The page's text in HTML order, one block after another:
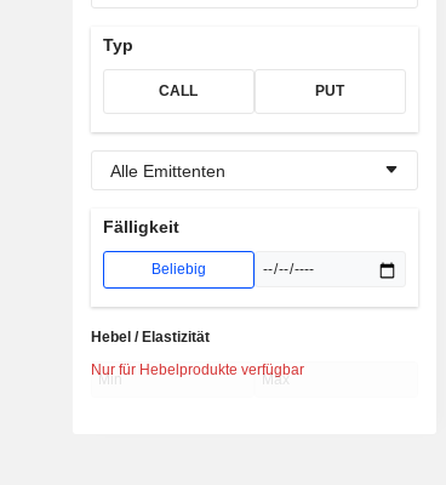
Typ
CALL PUT
Alle Emittenten
Fälligkeit
Beliebig
Nur für Hebelprodukte verfügbar
Hebel / Elastizität